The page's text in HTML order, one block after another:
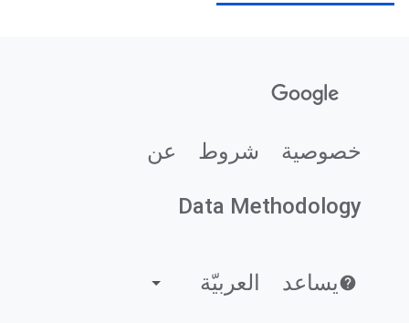
خصوصية شروط عن
Data Methodology
يساعد